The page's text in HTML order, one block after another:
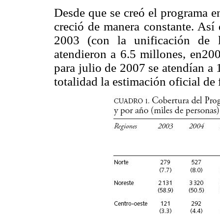
Desde que se creó el programa
creció de manera constante.
2003 (con la unificación de
atendieron a 6.5 millones,
para julio de 2007 se atendían
totalidad la estimación oficial de